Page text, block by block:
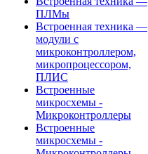
ПЛМы
Встроенная техника —
модули с
микроконтроллером,
микропроцессором,
ПЛИС
Встроенные
микросхемы -
Микроконтроллеры
Встроенные
микросхемы -